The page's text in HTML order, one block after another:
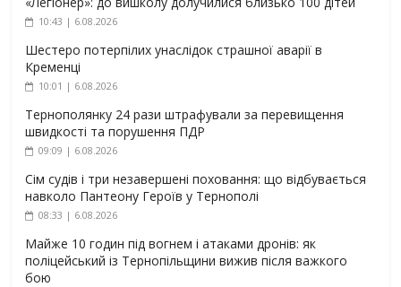
10:43 | 6.08.2026
Шестеро потерпілих унаслідок страшної аварії в
Кременці
10:01 | 6.08.2026
Тернополянку 24 рази штрафували за перевищення
швидкості та порушення ПДР
09:09 | 6.08.2026
Сім судів і три незавершені поховання: що відбувається
навколо Пантеону Героїв у Тернополі
08:33 | 6.08.2026
Майже 10 годин під вогнем і атаками дронів: як
поліцейський із Тернопільщини вижив після важкого
бою